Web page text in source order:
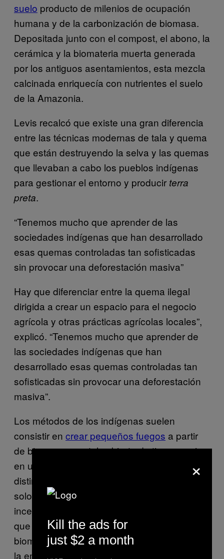
suelo producto de milenios de ocupación
humana y de la carbonización de biomasa.
Depositada junto con el compost, el abono, la
cerámica y la biomateria muerta generada
por los antiguos asentamientos, esta mezcla
calcinada enriquecía con nutrientes el suelo
de la Amazonia.
Levis recalcó que existe una gran diferencia
entre las técnicas modernas de tala y quema
que están destruyendo la selva y las quemas
que llevaban a cabo los pueblos indígenas
para gestionar el entorno y producir terra
preta.
“Tenemos mucho que aprender de las
sociedades indígenas que han desarrollado
esas quemas controladas tan sofisticadas
sin provocar una deforestación masiva”
Hay que diferenciar entre la quema ilegal
dirigida a crear un espacio para el negocio
agrícola y otras prácticas agrícolas locales”,
explicó. “Tenemos mucho que aprender de
las sociedades indígenas que han
desarrollado esas quemas controladas tan
sofisticadas sin provocar una deforestación
masiva”.
Los métodos de los indígenas suelen
consistir en crear pequeños fuegos a partir
de biomasa vegetal cubierta de tierra o paja
en una rotación por parcelas de tierra
distintas en cada estación. Este método no
solo reduce el riesgo de que se produzcan
incendios no controlados, sino que permite
que la mitad del carbono emitido por la
biomasa se quede en el suelo, evitando así
la emisión de gases de efecto invernadero.
×
Kill the ads for
just $2 a month